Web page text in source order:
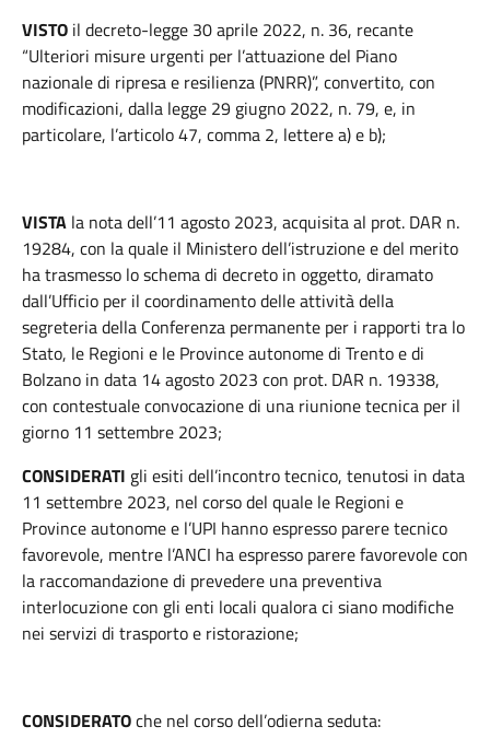
VISTO il decreto-legge 30 aprile 2022, n. 36, recante
“Ulteriori misure urgenti per l’attuazione del Piano
nazionale di ripresa e resilienza (PNRR)”, convertito, con
modificazioni, dalla legge 29 giugno 2022, n. 79, e, in
particolare, l’articolo 47, comma 2, lettere a) e b);
VISTA la nota dell’11 agosto 2023, acquisita al prot. DAR n.
19284, con la quale il Ministero dell’istruzione e del merito
ha trasmesso lo schema di decreto in oggetto, diramato
dall’Ufficio per il coordinamento delle attività della
segreteria della Conferenza permanente per i rapporti tra lo
Stato, le Regioni e le Province autonome di Trento e di
Bolzano in data 14 agosto 2023 con prot. DAR n. 19338,
con contestuale convocazione di una riunione tecnica per il
giorno 11 settembre 2023;
CONSIDERATI gli esiti dell’incontro tecnico, tenutosi in data
11 settembre 2023, nel corso del quale le Regioni e
Province autonome e l’UPI hanno espresso parere tecnico
favorevole, mentre l’ANCI ha espresso parere favorevole con
la raccomandazione di prevedere una preventiva
interlocuzione con gli enti locali qualora ci siano modifiche
nei servizi di trasporto e ristorazione;
CONSIDERATOche nel corso dell’odierna seduta: